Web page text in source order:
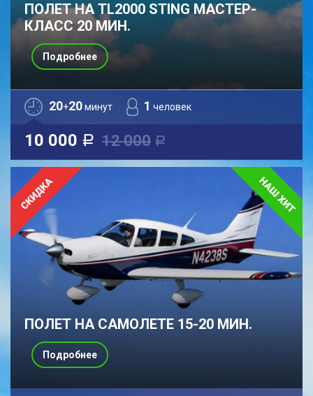
ПОЛЕТ НА TL2000 STING МАСТЕР-
КЛАСС 20 МИН.
20+20минут 1 человек
10 000 a 12 000 a
Подробнее
ПОЛЕТ НА САМОЛЕТЕ 15-20 МИН.
Подробнее